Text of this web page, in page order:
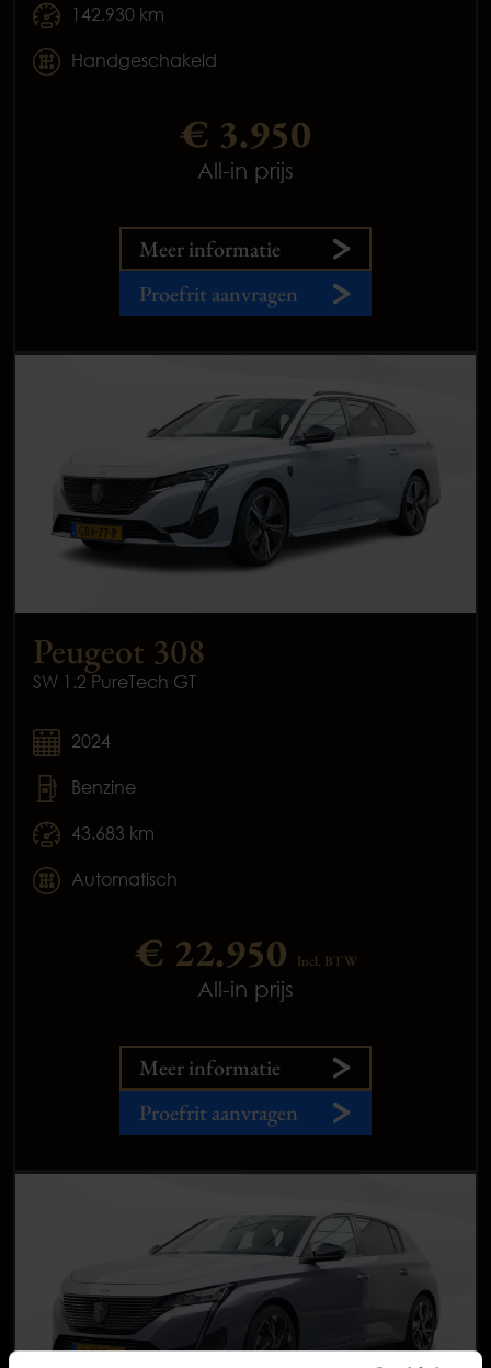
142.930 km
Handgeschakeld
€ 3.950
All-in prijs
Meer informatie
Proefrit aanvragen
Peugeot 308
SW 1.2 PureTech GT
2024
Benzine
43.683 km
Automatisch
€ 22.950 Incl. BTW
All-in prijs
Meer informatie
Proefrit aanvragen
Occasions